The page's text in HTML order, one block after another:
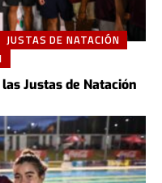
JUSTAS DE NATACIÓN
Justas de Natación